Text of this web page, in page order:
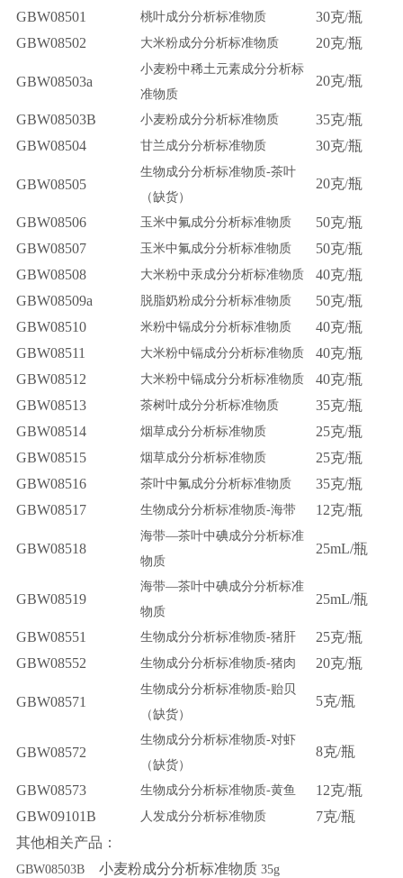
GBW08501 桃叶成分分析标准物质 30克/瓶
GBW08502
大米粉成分分析标准物质 20克/瓶
GBW08503a
小麦粉中稀土元素成分分析标
准物质
20克/瓶
GBW08503B 小麦粉成分分析标准物质 35克/瓶
GBW08504
甘兰成分分析标准物质 30克/瓶
GBW08505
生物成分分析标准物质-茶叶
（缺货）
20克/瓶
GBW08506 玉米中氟成分分析标准物质 50克/瓶
GBW08507
玉米中氟成分分析标准物质 50克/瓶
GBW08508
大米粉中汞成分分析标准物质 40克/瓶
GBW08509a
脱脂奶粉成分分析标准物质 50克/瓶
GBW08510
米粉中镉成分分析标准物质 40克/瓶
GBW08511
大米粉中镉成分分析标准物质 40克/瓶
GBW08512
大米粉中镉成分分析标准物质 40克/瓶
GBW08513
茶树叶成分分析标准物 质 35克/瓶
GBW08514
烟草成分分析标准物质 25克/瓶
GBW08515
烟草成分分析标准物质 25克/瓶
GBW08516
茶叶中氟成分分析标准物质 35克/瓶
GBW08517
生物成分分析标准物质-海带 12克/瓶
GBW08518
海带—茶叶中碘成分分析标准
物质
25mL/瓶
GBW08519
海带—茶叶中碘成分分析标准
物质
25mL/瓶
GBW08551 生物成分分析标准物质-猪肝 25克/瓶
GBW08552
生物成分分析标准物质-猪肉 20克/瓶
GBW08571
生物成分分析标准物质-贻贝
（缺货）
5克/瓶
GBW08572
生物成分分析标准物质-对虾
（缺货）
8克/瓶
GBW08573 生物成分分析标准物质-黄鱼 12克/瓶
GBW09101B
人发成分分析标准物质 7克/瓶
其他相关产品：
GBW08503B 小麦粉成分分析标准物质35g